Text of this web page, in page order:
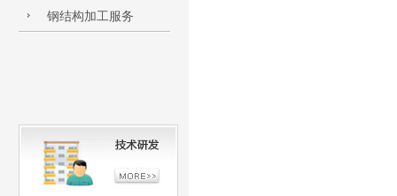
钢结构加工服务